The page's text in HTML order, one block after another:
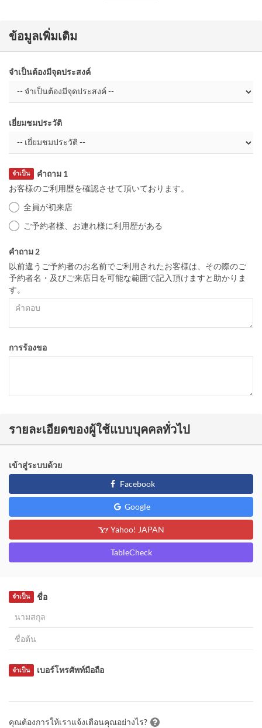
ข้อมูลเพิ่มเติม
จำเป็นต้องมีจุดประสงค์
เยี่ยมชมประวัติ
คำถาม 1
จำเป็น
お客様のご利用歴を確認させて頂いております。
全員が初来店
ご予約者様、お連れ様に利用歴がある
คำถาม 2
以前違うご予約者のお名前でご利用されたお客様は、その際のご
予約者名・及びご来店日を可能な範囲で記入頂けますと助かりま
す。
การร้องขอ
รายละเอียดของผู้ใช้แบบบุคคลทั่วไป
เข้าสู่ระบบด้วย
Facebook
Google
Yahoo! JAPAN
TableCheck
ชื่อ
จำเป็น
เบอร์โทรศัพท์มือถือ
จำเป็น
คุณต้องการให้เราแจ้งเตือนคุณอย่างไร?